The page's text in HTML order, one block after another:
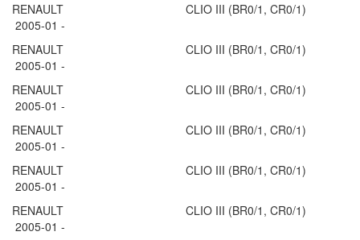
RENAULT CLIO III (BR0/1, CR0/1)
2005-01 -
RENAULT CLIO III (BR0/1, CR0/1)
2005-01 -
RENAULT CLIO III (BR0/1, CR0/1)
2005-01 -
RENAULT CLIO III (BR0/1, CR0/1)
2005-01 -
RENAULT CLIO III (BR0/1, CR0/1)
2005-01 -
RENAULT CLIO III (BR0/1, CR0/1)
2005-01 -